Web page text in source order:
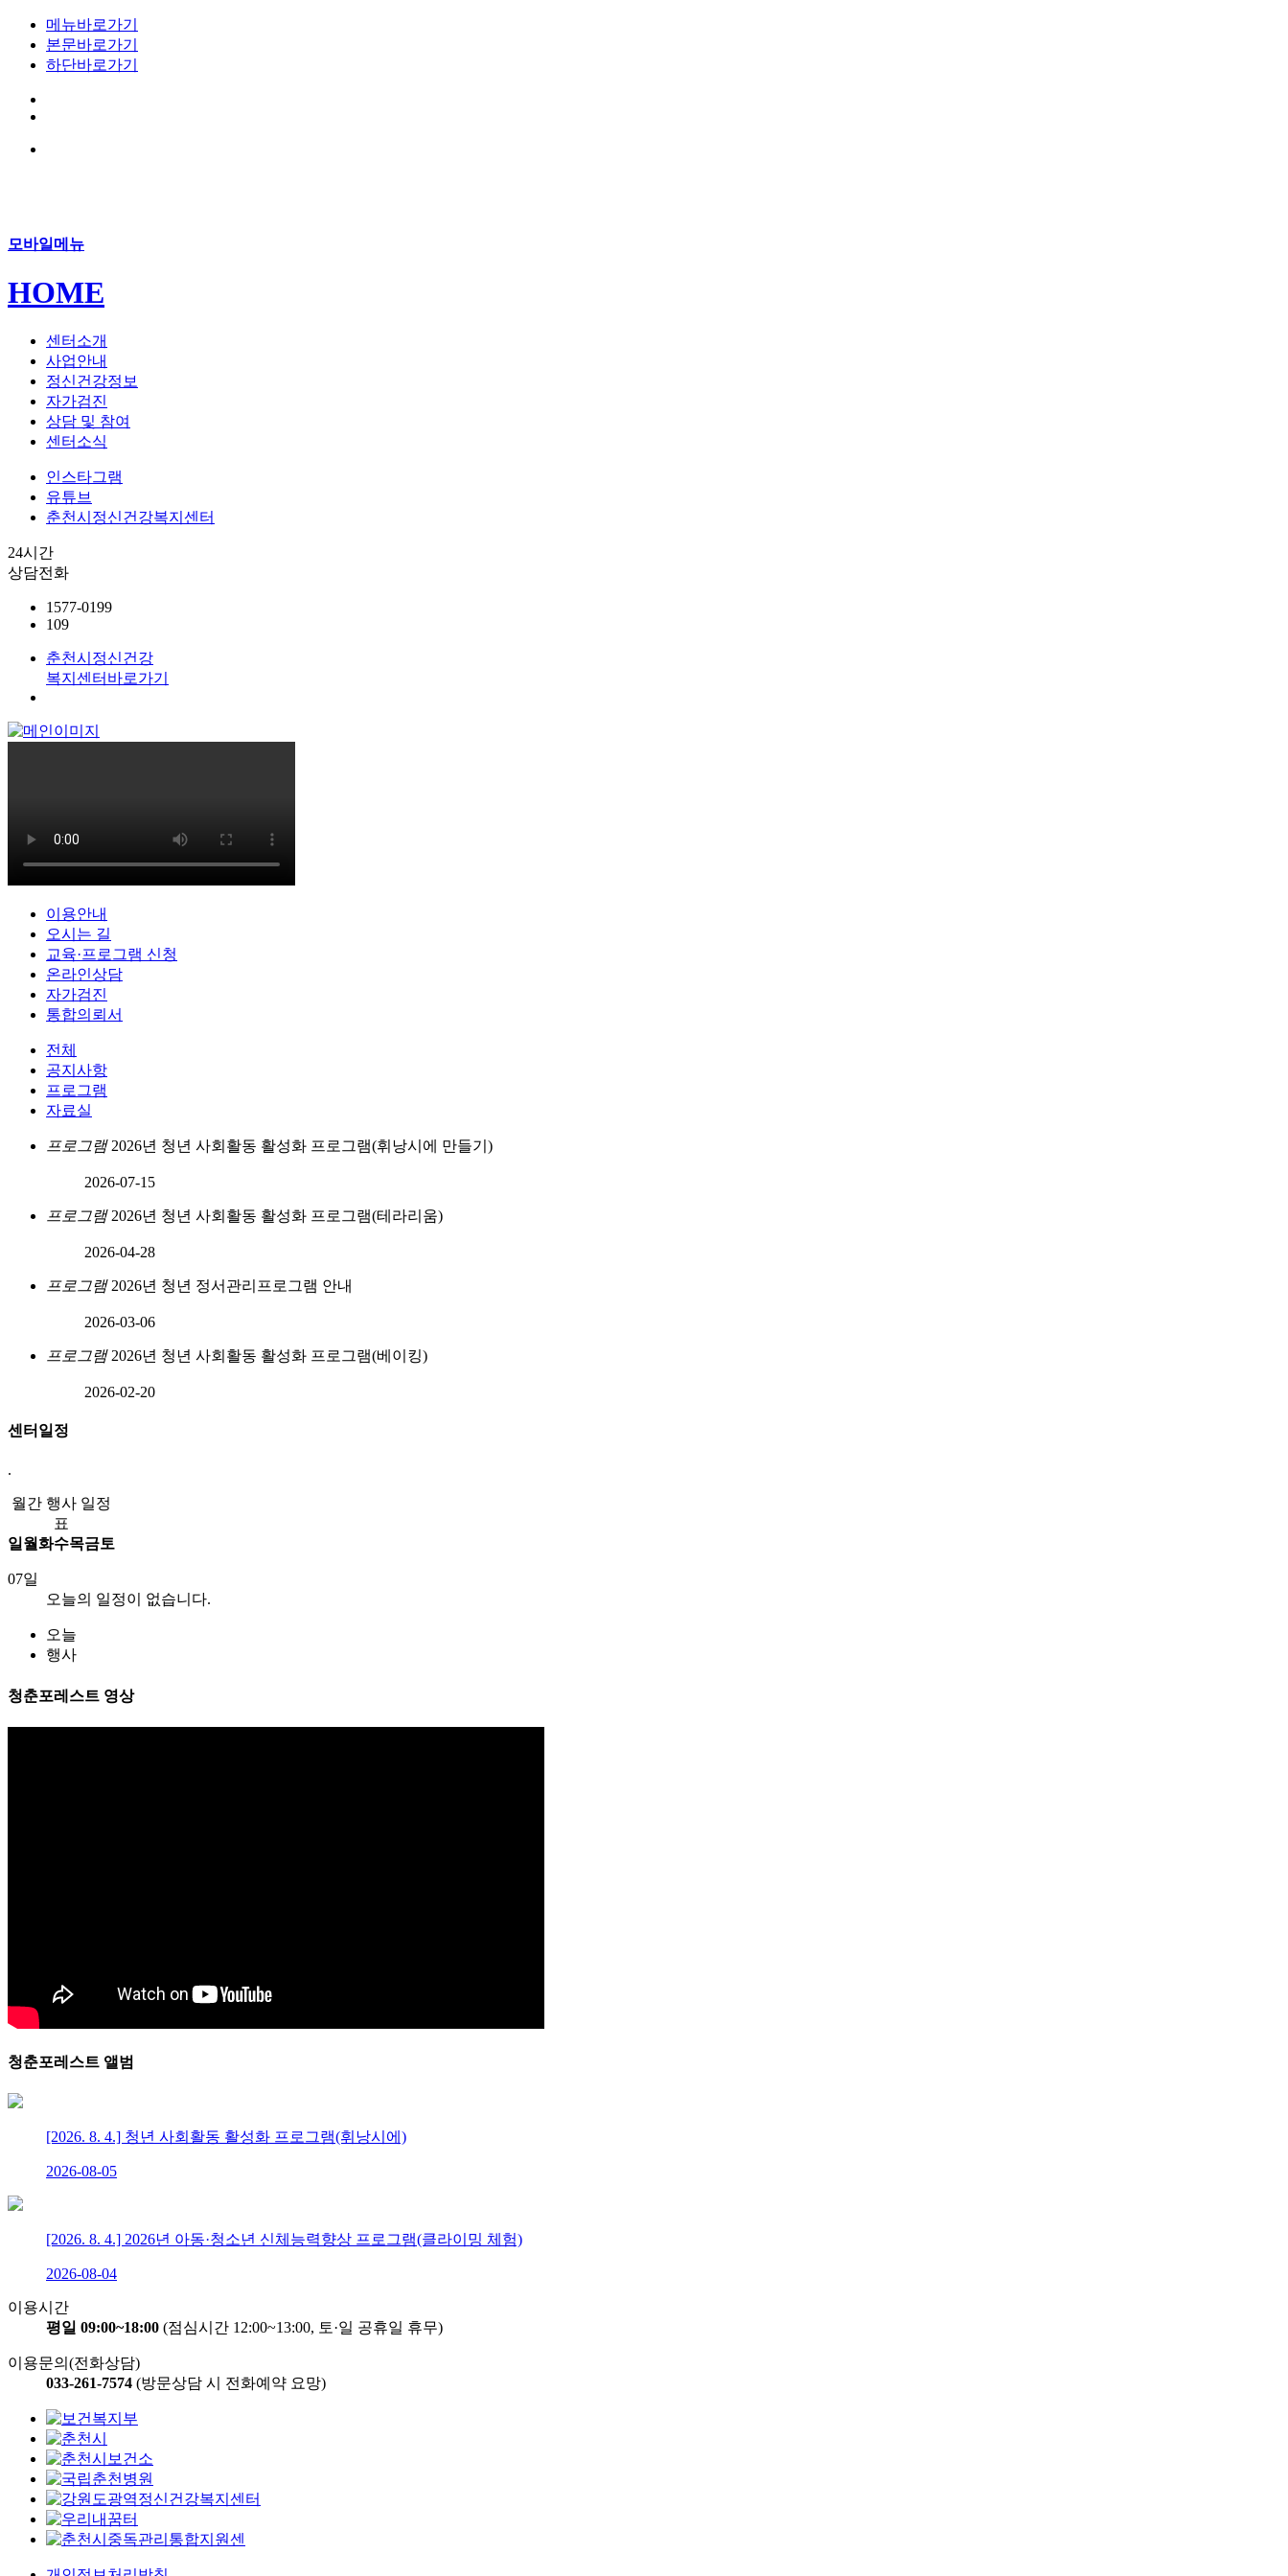
메뉴바로가기
본문바로가기
하단바로가기
모바일메뉴
HOME
센터소개
사업안내
정신건강정보
자가검진
상담 및 참여
센터소식
인스타그램
유튜브
춘천시정신건강복지센터
24시간
상담전화
1577-0199
109
춘천시정신건강
복지센터 바로가기
이용안내
오시는 길
교육·프로그램 신청
온라인상담
자가검진
통합의뢰서
전체
공지사항
프로그램
자료실
프로그램 2026년 청년 사회활동 활성화 프로그램(휘낭시에 만들기)
2026-07-15
프로그램 2026년 청년 사회활동 활성화 프로그램(테라리움)
2026-04-28
프로그램 2026년 청년 정서관리프로그램 안내
2026-03-06
프로그램 2026년 청년 사회활동 활성화 프로그램(베이킹)
2026-02-20
센터일정
.
월간 행사 일정
표
일 월화수목금토
07일
오늘의 일정이 없습니다.
오늘
행사
청춘포레스트 영상
청춘포레스트 앨범
[2026. 8. 4.] 청년 사회활동 활성화 프로그램(휘낭시에)
2026-08-05
[2026. 8. 4.] 2026년 아동·청소년 신체능력향상 프로그램(클라이밍 체험)
2026-08-04
이용시간
평일 09:00~18:00 (점심시간 12:00~13:00, 토·일 공휴일 휴무)
이용문의(전화상담)
033-261-7574 (방문상담 시 전화예약 요망)